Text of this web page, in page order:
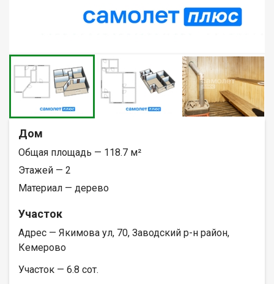
Дом
Общая площадь — 118.7 м²
Этажей — 2
Материал — дерево
Участок
Адрес — Якимова ул, 70, Заводский р-н район,
Кемерово
Участок — 6.8 сот.